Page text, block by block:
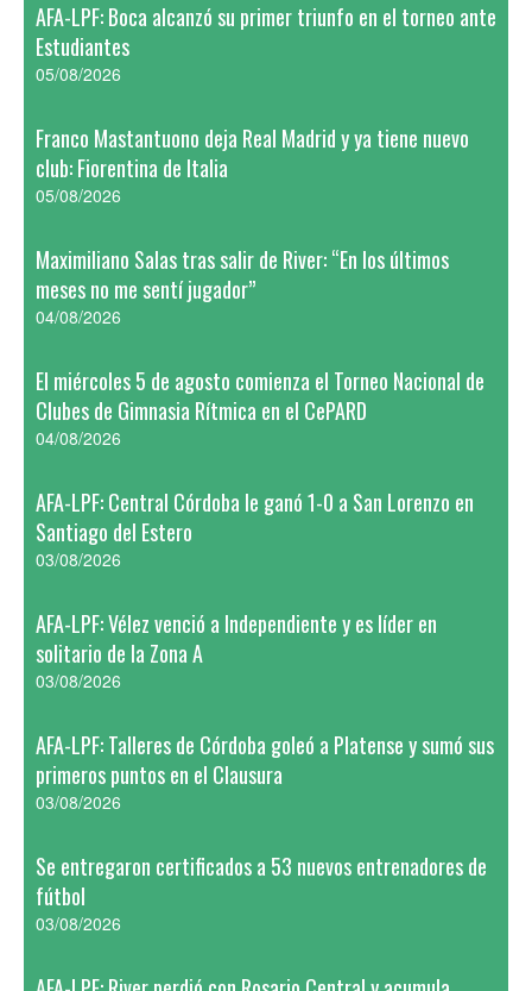
AFA-LPF: Boca alcanzó su primer triunfo en el torneo ante
Estudiantes
05/08/2026
Franco Mastantuono deja Real Madrid y ya tiene nuevo
club: Fiorentina de Italia
05/08/2026
Maximiliano Salas tras salir de River: “En los últimos
meses no me sentí jugador”
04/08/2026
El miércoles 5 de agosto comienza el Torneo Nacional de
Clubes de Gimnasia Rítmica en el CePARD
04/08/2026
AFA-LPF: Central Córdoba le ganó 1-0 a San Lorenzo en
Santiago del Estero
03/08/2026
AFA-LPF: Vélez venció a Independiente y es líder en
solitario de la Zona A
03/08/2026
AFA-LPF: Talleres de Córdoba goleó a Platense y sumó sus
primeros puntos en el Clausura
03/08/2026
Se entregaron certificados a 53 nuevos entrenadores de
fútbol
03/08/2026